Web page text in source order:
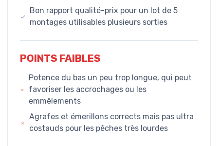
Bon rapport qualité-prix pour un lot de 5
montages utilisables plusieurs sorties
POINTS FAIBLES
Potence du bas un peu trop longue, qui peut
favoriser les accrochages ou les
emmêlements
Agrafes et émerillons corrects mais pas ultra
costauds pour les pêches très lourdes